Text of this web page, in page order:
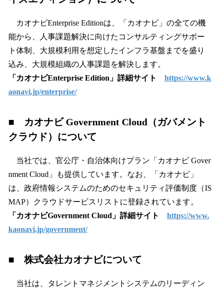
カオナビEnterprise Editionは、「カオナビ」の全ての機
能から、人事課題解決に向けたコンサルティングサポー
ト体制、大規模利用を想定したインフラ基盤までを盛り
込み、大規模組織の人事課題を解決します。
「カオナビEnterprise Edition」詳細サイト https://www.k
aonavi.jp/enterprise/
■ カオナビ Government Cloud（ガバメント
クラウド）について
当社では、官公庁・自治体向けプラン「カオナビ Gover
nment Cloud」も提供しています。なお、「カオナビ」
は、政府情報システムのためのセキュリティ評価制度（IS
MAP）クラウドサービスリストに登録されています。
「カオナビGovernment Cloud」詳細サイト https://www.
kaonavi.jp/government/
■ 株式会社カオナビについて
当社は、タレントマネジメントシステムのリーディン